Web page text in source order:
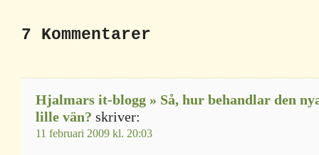
7 Kommentarer
Hjalmars it-blogg » Så, hur behandlar den
lille vän? skriver:
11 februari 2009 kl. 20:03